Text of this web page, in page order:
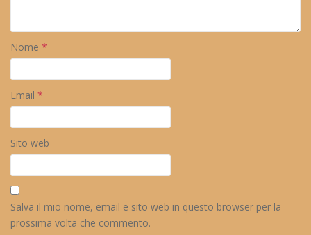
Nome *
Email *
Sito web
Salva il mio nome, email e sito web in questo browser per la
prossima volta che commento.